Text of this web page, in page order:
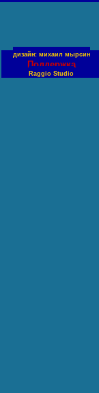
дизайн: михаил мырсин
Поддержка
Raggio Studio